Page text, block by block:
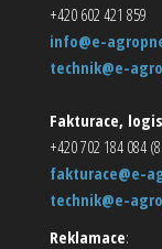
+420 602 421 859
info@e-
technik@e-
Fakturace,
+420 702 184 084
fakturace@e-
technik@e-
Reklamace: